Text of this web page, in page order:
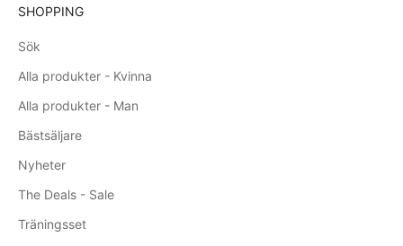
SHOPPING
Sök
Alla produkter - Kvinna
Alla produkter - Man
Bästsäljare
Nyheter
The Deals - Sale
Träningsset